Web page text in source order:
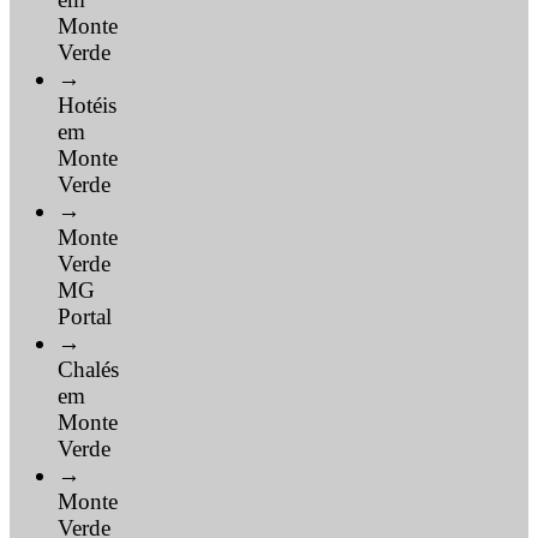
Monte
Verde
→
Hotéis
em
Monte
Verde
→
Monte
Verde
MG
Portal
→
Chalés
em
Monte
Verde
→
Monte
Verde